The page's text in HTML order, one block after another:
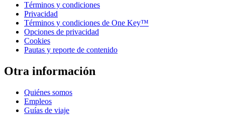
Términos y condiciones
Privacidad
Términos y condiciones de One Key™
Opciones de privacidad
Cookies
Pautas y reporte de contenido
Otra información
Quiénes somos
Empleos
Guías de viaje